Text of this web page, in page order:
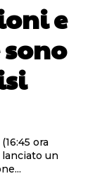
e
ora
un